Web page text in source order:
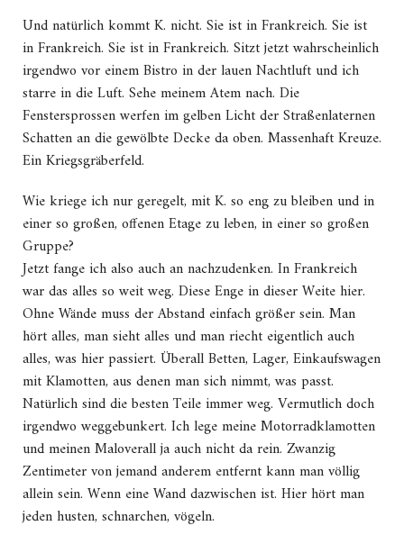
Und natürlich kommt K. nicht. Sie ist in Frankreich. Sie ist
in Frankreich. Sie ist in Frankreich. Sitzt jetzt wahrscheinlich
irgendwo vor einem Bistro in der lauen Nachtluft und ich
starre in die Luft. Sehe meinem Atem nach. Die
Fenstersprossen werfen im gelben Licht der Straßenlaternen
Schatten an die gewölbte Decke da oben. Massenhaft Kreuze.
Ein Kriegsgräberfeld.
Wie kriege ich nur geregelt, mit K. so eng zu bleiben und in
einer so großen, offenen Etage zu leben, in einer so großen
Gruppe?
Jetzt fange ich also auch an nachzudenken. In Frankreich
war das alles so weit weg. Diese Enge in dieser Weite hier.
Ohne Wände muss der Abstand einfach größer sein. Man
hört alles, man sieht alles und man riecht eigentlich auch
alles, was hier passiert. Überall Betten, Lager, Einkaufswagen
mit Klamotten, aus denen man sich nimmt, was passt.
Natürlich sind die besten Teile immer weg. Vermutlich doch
irgendwo weggebunkert. Ich lege meine Motorradklamotten
und meinen Maloverall ja auch nicht da rein. Zwanzig
Zentimeter von jemand anderem entfernt kann man völlig
allein sein. Wenn eine Wand dazwischen ist. Hier hört man
jeden husten, schnarchen, vögeln.